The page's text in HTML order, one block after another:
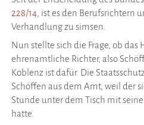
228/14, ist es den Berufsrichtern
Verhandlung zu simsen.
Nun stellte sich die Frage, ob
ehrenamtliche Richter, also
Koblenz ist dafür. Die
Schöffen aus dem Amt, weil der
Stunde unter dem Tisch mit
hatte.